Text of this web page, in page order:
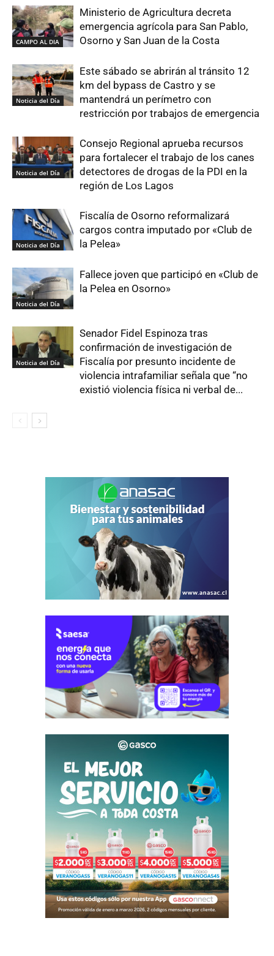
CAMPO AL DIA
Ministerio de Agricultura decreta
emergencia agrícola para San Pablo,
Osorno y San Juan de la Costa
Noticia del Día
Este sábado se abrirán al tránsito 12
km del bypass de Castro y se
mantendrá un perímetro con
restricción por trabajos de emergencia
Noticia del Día
Consejo Regional aprueba recursos
para fortalecer el trabajo de los canes
detectores de drogas de la PDI en la
región de Los Lagos
Noticia del Día
Fiscalía de Osorno reformalizará
cargos contra imputado por «Club de
la Pelea»
Noticia del Día
Fallece joven que participó en «Club de
la Pelea en Osorno»
Noticia del Día
Senador Fidel Espinoza tras
confirmación de investigación de
Fiscalía por presunto incidente de
violencia intrafamiliar señala que “no
existió violencia física ni verbal de...